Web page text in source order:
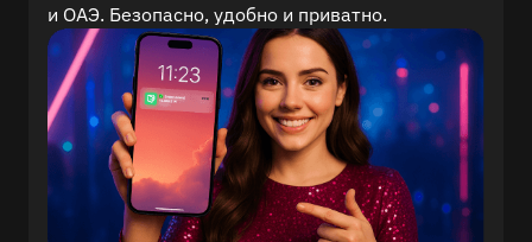
и ОАЭ. Безопасно, удобно и приватно.